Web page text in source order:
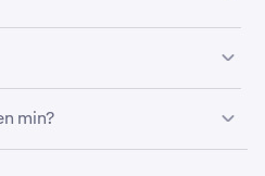
i god stand
på et spot-par i løpet av
av Kraken Pro-appen.
av din
alle kvalifiserte deltakere.
rangering og større
min?